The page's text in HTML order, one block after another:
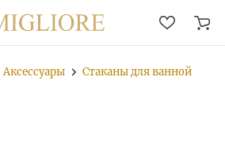
Аксессуары Стаканы для ванной